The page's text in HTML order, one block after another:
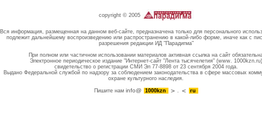
copyright © 2005
Вся информация, размещенная на данном веб-сайте, предназначена только для персонального
подлежит дальнейшему воспроизведению или распространению в какой-либо форме, иначе как с
разрешения редакции ИД "Парадигма"
При полном или частичном использовании материалов активная ссылка на сайт
Электронное периодическое издание "Интернет-сайт "Лента тысячелетия" (www. 1000kzn.ru)
свидетельство о регистрации СМИ Эл 77-8898 от 23 сентября 2004 года.
Выдано Федеральной службой по надзору за соблюдением законодательства в сфере массовых
охране культурного наследия.
Пишите намinfo@ 1000kzn . ru